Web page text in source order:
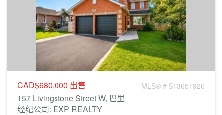
CAD$680,000 出售 MLS® # S13651926
157 Livingstone Street W, 巴里
经纪公司: EXP REALTY